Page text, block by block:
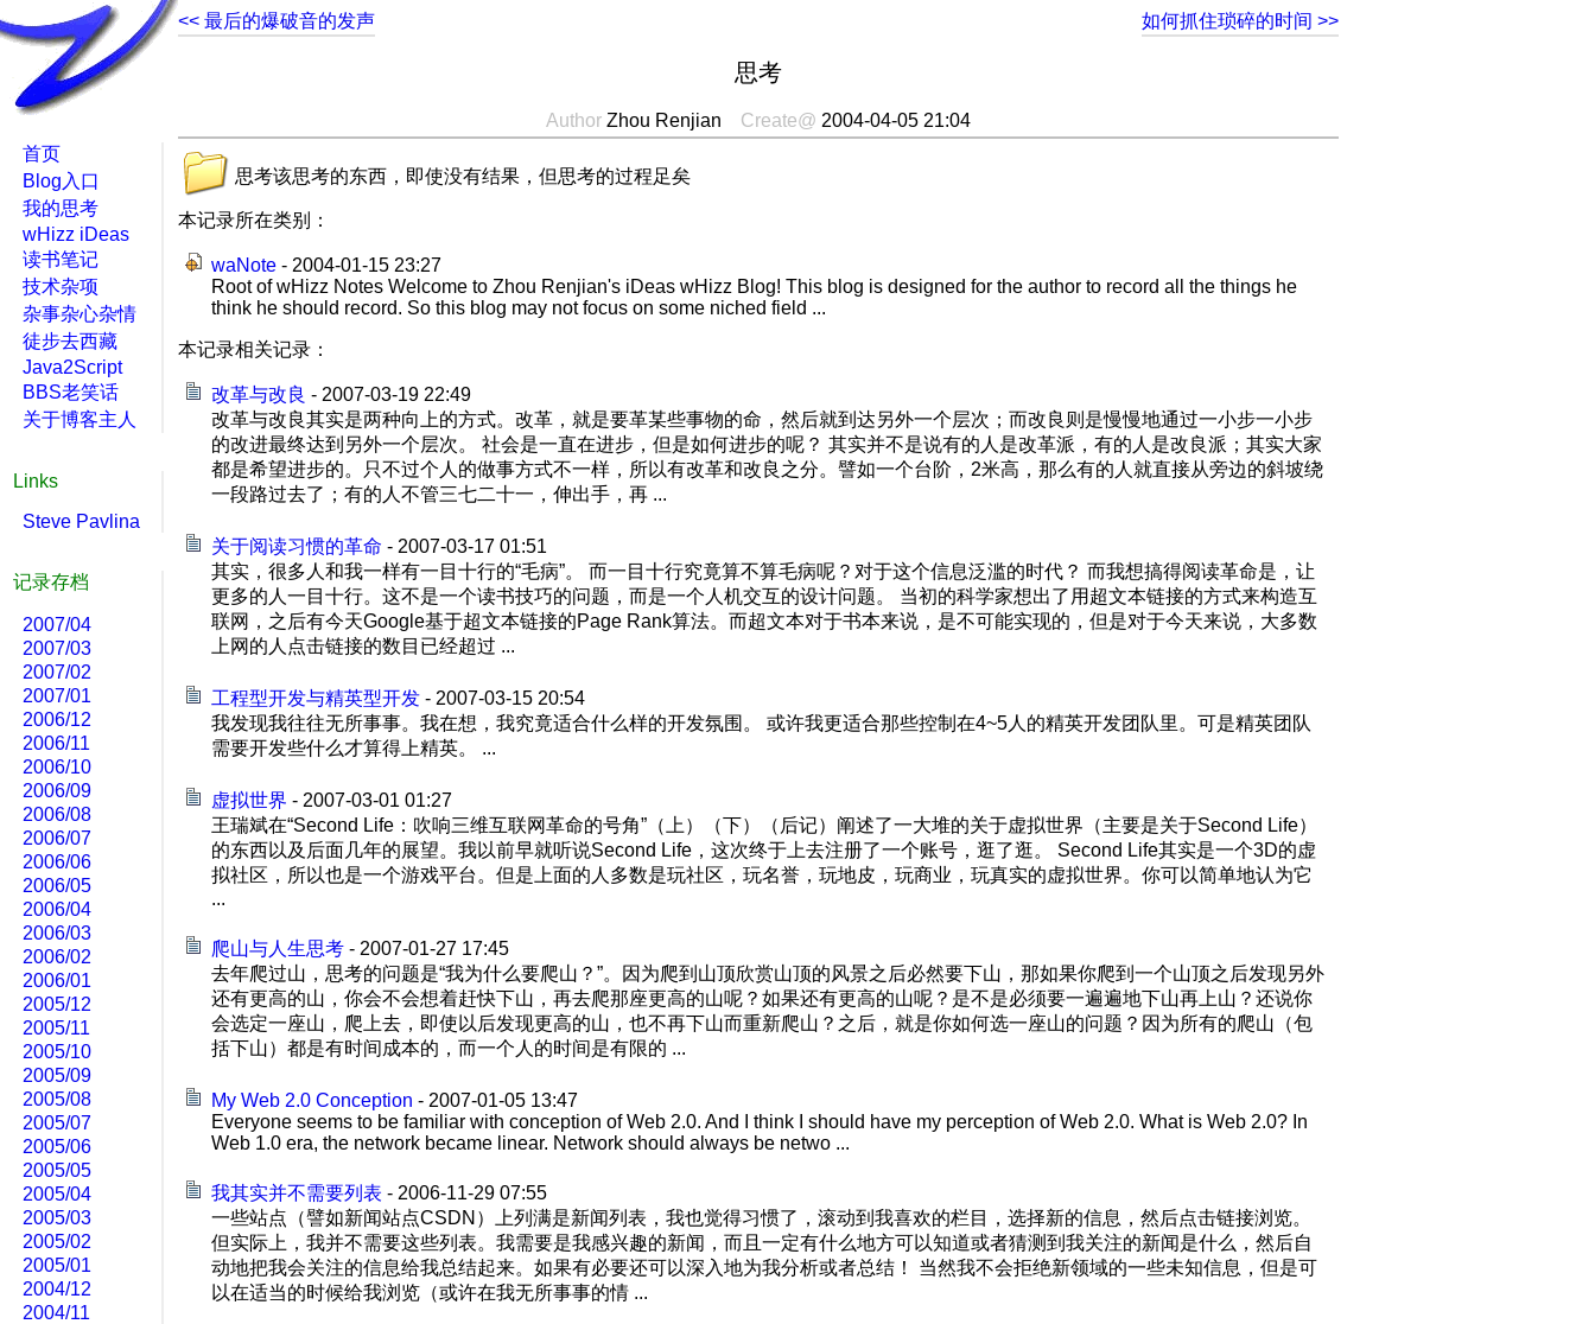
如何抓住琐碎的时间 >>
<< 最后的爆破音的发声
思考
Author Zhou Renjian Create@ 2004-04-05 21:04
思考该思考的东西，即使没有结果，但思考的过程足矣
本记录所在类别：
waNote - 2004-01-15 23:27
Root of wHizz Notes Welcome to Zhou Renjian's iDeas wHizz Blog! This blog is designed for the author to record all the things he
think he should record. So this blog may not focus on some niched field ...
本记录相关记录：
改革与改良 - 2007-03-19 22:49
改革与改良其实是两种向上的方式。改革，就是要革某些事物的命，然后就到达另外一个层次；而改良则是慢慢地通过一小步一小步
的改进最终达到另外一个层次。 社会是一直在进步，但是如何进步的呢？ 其实并不是说有的人是改革派，有的人是改良派；其实大家
都是希望进步的。只不过个人的做事方式不一样，所以有改革和改良之分。譬如一个台阶，2米高，那么有的人就直接从旁边的斜坡绕
一段路过去了；有的人不管三七二十一，伸出手，再 ...
关于阅读习惯的革命 - 2007-03-17 01:51
其实，很多人和我一样有一目十行的“毛病”。 而一目十行究竟算不算毛病呢？对于这个信息泛滥的时代？ 而我想搞得阅读革命是，让
更多的人一目十行。这不是一个读书技巧的问题，而是一个人机交互的设计问题。 当初的科学家想出了用超文本链接的方式来构造互
联网，之后有今天Google基于超文本链接的Page Rank算法。而超文本对于书本来说，是不可能实现的，但是对于今天来说，大多数
上网的人点击链接的数目已经超过 ...
工程型开发与精英型开发 - 2007-03-15 20:54
我发现我往往无所事事。我在想，我究竟适合什么样的开发氛围。 或许我更适合那些控制在4~5人的精英开发团队里。可是精英团队
需要开发些什么才算得上精英。 ...
虚拟世界 - 2007-03-01 01:27
王瑞斌在“Second Life：吹响三维互联网革命的号角”（上）（下）（后记）阐述了一大堆的关于虚拟世界（主要是关于Second Life）
的东西以及后面几年的展望。我以前早就听说Second Life，这次终于上去注册了一个账号，逛了逛。 Second Life其实是一个3D的虚
拟社区，所以也是一个游戏平台。但是上面的人多数是玩社区，玩名誉，玩地皮，玩商业，玩真实的虚拟世界。你可以简单地认为它
...
爬山与人生思考 - 2007-01-27 17:45
去年爬过山，思考的问题是“我为什么要爬山？”。因为爬到山顶欣赏山顶的风景之后必然要下山，那如果你爬到一个山顶之后发现另外
还有更高的山，你会不会想着赶快下山，再去爬那座更高的山呢？如果还有更高的山呢？是不是必须要一遍遍地下山再上山？还说你
会选定一座山，爬上去，即使以后发现更高的山，也不再下山而重新爬山？之后，就是你如何选一座山的问题？因为所有的爬山（包
括下山）都是有时间成本的，而一个人的时间是有限的 ...
My Web 2.0 Conception - 2007-01-05 13:47
Everyone seems to be familiar with conception of Web 2.0. And I think I should have my perception of Web 2.0. What is Web 2.0? In
Web 1.0 era, the network became linear. Network should always be netwo ...
我其实并不需要列表 - 2006-11-29 07:55
一些站点（譬如新闻站点CSDN）上列满是新闻列表，我也觉得习惯了，滚动到我喜欢的栏目，选择新的信息，然后点击链接浏览。
但实际上，我并不需要这些列表。我需要是我感兴趣的新闻，而且一定有什么地方可以知道或者猜测到我关注的新闻是什么，然后自
动地把我会关注的信息给我总结起来。如果有必要还可以深入地为我分析或者总结！ 当然我不会拒绝新领域的一些未知信息，但是可
以在适当的时候给我浏览（或许在我无所事事的情 ...
首页
Blog入口
我的思考
wHizz iDeas
读书笔记
技术杂项
杂事杂心杂情
徒步去西藏
Java2Script
BBS老笑话
关于博客主人
Links
Steve Pavlina
记录存档
2007/04
2007/03
2007/02
2007/01
2006/12
2006/11
2006/10
2006/09
2006/08
2006/07
2006/06
2006/05
2006/04
2006/03
2006/02
2006/01
2005/12
2005/11
2005/10
2005/09
2005/08
2005/07
2005/06
2005/05
2005/04
2005/03
2005/02
2005/01
2004/12
2004/11